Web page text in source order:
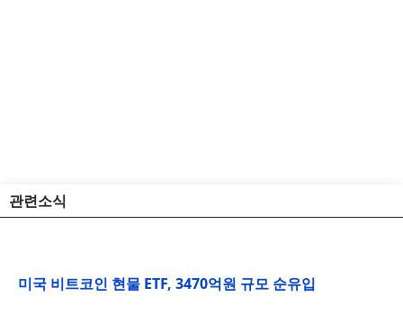
관련소식
미국 비트코인 현물 ETF, 3470억원 규모 순유입